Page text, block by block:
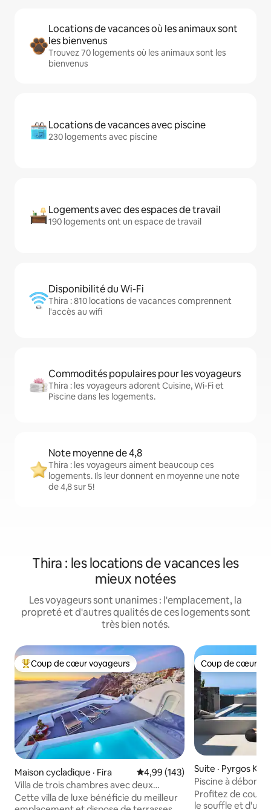
Locations de vacances où les animaux sont
les bienvenus
Trouvez 70 logements où les animaux sont les
bienvenus
Locations de vacances avec piscine
230 logements avec piscine
Logements avec des espaces de travail
190 logements ont un espace de travail
Disponibilité du Wi-Fi
Thira : 810 locations de vacances comprennent
l'accès au wifi
Commodités populaires pour les voyageurs
Thira : les voyageurs adorent Cuisine, Wi-Fi et
Piscine dans les logements.
Note moyenne de 4,8
Thira : les voyageurs aiment beaucoup ces
logements. Ils leur donnent en moyenne une note
de 4,8 sur 5!
Thira : les locations de vacances les
mieux notées
Les voyageurs sont unanimes : l'emplacement, la
propreté et d'autres qualités de ces logements sont
très bien notés.
Coup de cœur voyageurs parmi les plus aimés
Coup de cœur voyageurs
Maison cycladique · Fira Note moyenne de 4,99 sur 5,
4,99 (143)
Villa de trois chambres avec deux
jacuzzis avec vue sur la caldeira
Cette villa de luxe bénéficie du meilleur
Coup de cœur
Coup de cœur
Suite · Pyrgos
Piscine à
Vue sur la mer
Profitez de
le souffle et